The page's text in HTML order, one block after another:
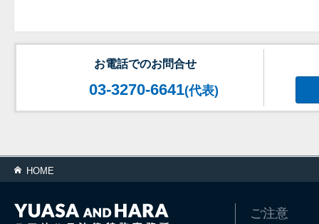
お電話でのお問合せ
03-3270-6641(代表)
HOME
ご注意